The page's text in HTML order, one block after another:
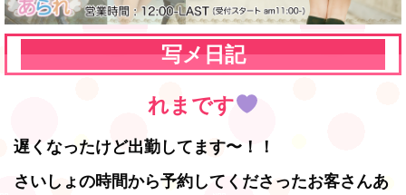
写メ日記
れまです
遅くなったけど出勤してます〜！！
さいしょの時間から予約してくださったお客さんあ